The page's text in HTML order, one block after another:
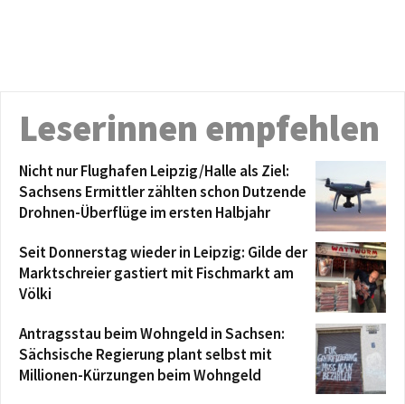
Leserinnen empfehlen
Nicht nur Flughafen Leipzig/Halle als Ziel:
Sachsens Ermittler zählten schon Dutzende
Drohnen-Überflüge im ersten Halbjahr
Seit Donnerstag wieder in Leipzig: Gilde der
Marktschreier gastiert mit Fischmarkt am
Völki
Antragsstau beim Wohngeld in Sachsen:
Sächsische Regierung plant selbst mit
Millionen-Kürzungen beim Wohngeld